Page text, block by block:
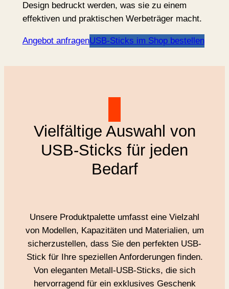
Design bedruckt werden, was sie zu einem
effektiven und praktischen Werbeträger macht.
Angebot anfragenUSB-Sticks im Shop bestellen
Vielfältige Auswahl von
USB-Sticks für jeden
Bedarf
Unsere Produktpalette umfasst eine Vielzahl
von Modellen, Kapazitäten und Materialien, um
sicherzustellen, dass Sie den perfekten USB-
Stick für Ihre speziellen Anforderungen finden.
Von eleganten Metall-USB-Sticks, die sich
hervorragend für ein exklusives Geschenk